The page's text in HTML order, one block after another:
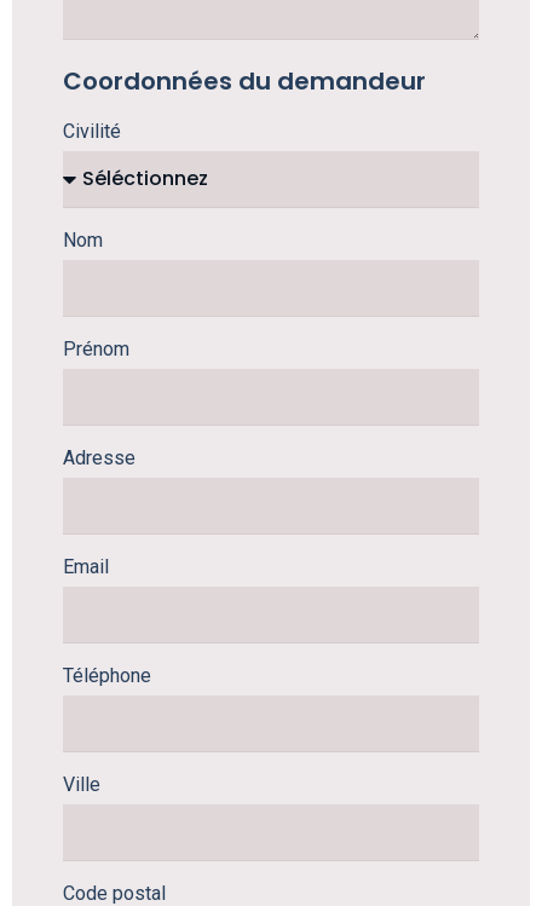
Coordonnées du demandeur
Civilité
Nom
Prénom
Adresse
Email
Téléphone
Ville
Code postal